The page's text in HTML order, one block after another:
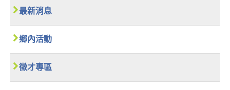
最新消息
鄉內活動
徵才專區